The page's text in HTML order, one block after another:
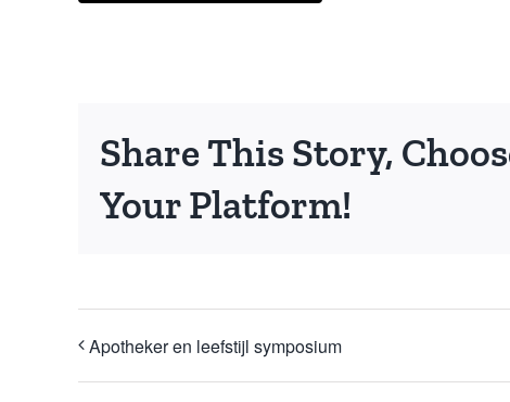
Share This Story,
Your Platform!
Apotheker en leefstijl symposium